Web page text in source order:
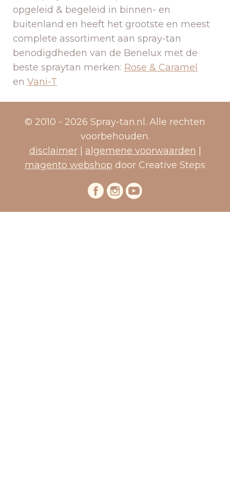
opgeleid & begeleid in binnen- en
buitenland en heeft het grootste en meest
complete assortiment aan spray-tan
benodigdheden van de Benelux met de
beste spraytan merken: Rose & Caramel
en Vani-T
© 2010 - 2026 Spray-tan.nl. Alle rechten
voorbehouden.
disclaimer| algemene voorwaarden
magento webshop door Creative Steps